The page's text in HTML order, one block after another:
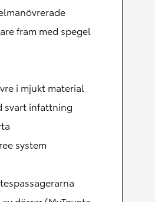
fram med spegel
i mjukt material
svart infattning
system